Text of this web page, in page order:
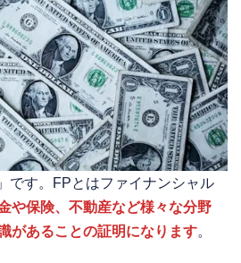
です。FPとはファイナンシャル
や保険、不動産など様々な分野
があることの証明になります。